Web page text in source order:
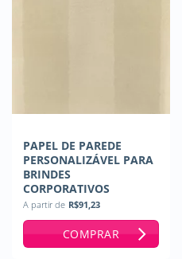
PAPEL DE PAREDE
PERSONALIZÁVEL PARA
BRINDES
CORPORATIVOS
A partir de R$91,23
COMPRAR